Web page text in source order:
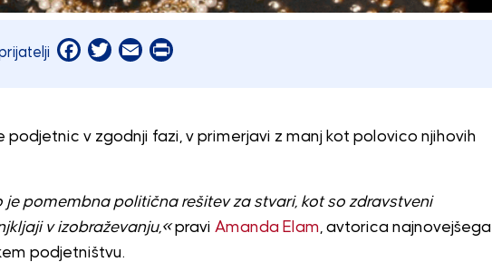
Facebook
Twitter
EmailPrint
podjetnic v zgodnji fazi, v primerjavi z manj kot polovico njihovih
pomembna politična rešitev za stvari, kot so zdravstveni
v izobraževanju,«pravi Amanda Elam, avtorica najnovejšega
podjetništvu.